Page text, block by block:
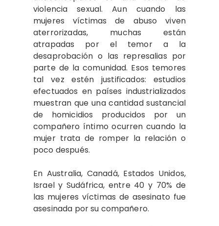
violencia sexual. Aun cuando las
mujeres víctimas de abuso viven
aterrorizadas, muchas están
atrapadas por el temor a la
desaprobación o las represalias por
parte de la comunidad. Esos temores
tal vez estén justificados: estudios
efectuados en países industrializados
muestran que una cantidad sustancial
de homicidios producidos por un
compañero íntimo ocurren cuando la
mujer trata de romper la relación o
poco después.
En Australia, Canadá, Estados Unidos,
Israel y Sudáfrica, entre 40 y 70% de
las mujeres víctimas de asesinato fue
asesinada por su compañero.